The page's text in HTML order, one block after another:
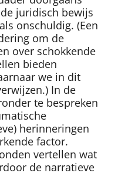
juridisch bewijs
onschuldig. (Een
om de
over schokkende
bieden
we in dit
In de
te bespreken
herinneringen
factor.
vertellen wat
de narratieve